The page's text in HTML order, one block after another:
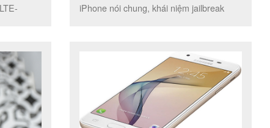
iPhone nói chung, khái niệm jailbreak